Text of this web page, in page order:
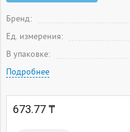
Бренд:
Ед. измерения:
В упаковке:
Подробнее
673.77 ₸